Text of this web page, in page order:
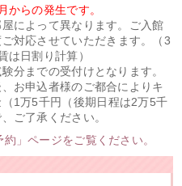
からの発生です。
によって異なります。ご入館
対応させていただきます。（3
は日割り計算）
分までの受付けとなります。
お申込者様のご都合によりキ
1万5千円（後期日程は2万5千
ご了承ください。
」ページをご覧ください。